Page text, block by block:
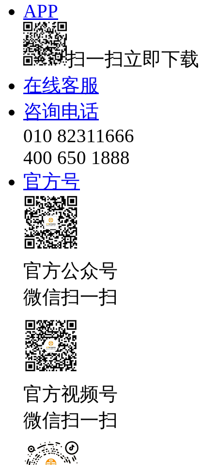
APP
扫一扫立即下载
在线客服
咨询电话
010 82311666
400 650 1888
官方号
官方公众号
微信扫一扫
官方视频号
微信扫一扫